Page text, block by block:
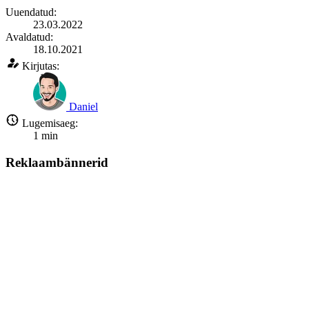
Uuendatud:
23.03.2022
Avaldatud:
18.10.2021
Kirjutas:
Daniel
Lugemisaeg:
1 min
Reklaambännerid